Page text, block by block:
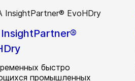
InsightPartner®
быстро
промышленных